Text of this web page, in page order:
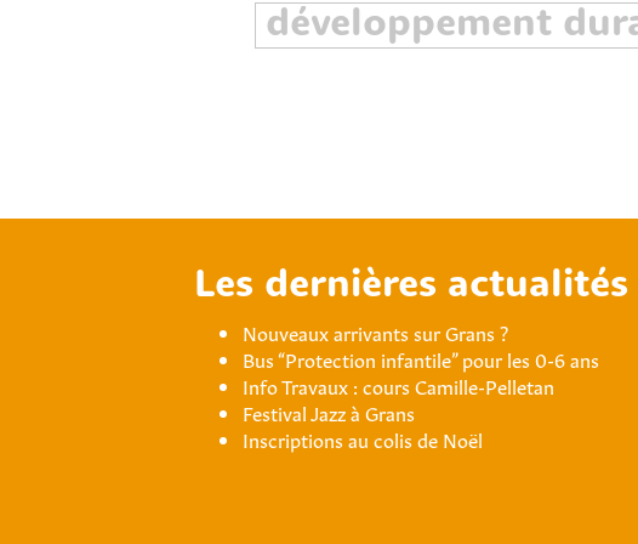
Les dernières actualités
Nouveaux arrivants sur Grans ?
Bus “Protection infantile” pour les 0-6 ans
Info Travaux : cours Camille-Pelletan
Festival Jazz à Grans
Inscriptions au colis de Noël